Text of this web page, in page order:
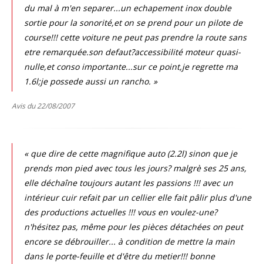
du mal à m'en separer...un echapement inox double
sortie pour la sonorité,et on se prend pour un pilote de
course!!! cette voiture ne peut pas prendre la route sans
etre remarquée.son defaut?accessibilité moteur quasi-
nulle,et conso importante...sur ce point,je regrette ma
1.6l;je possede aussi un rancho. »
Avis du 22/08/2007
« que dire de cette magnifique auto (2.2l) sinon que je
prends mon pied avec tous les jours? malgrè ses 25 ans,
elle déchaîne toujours autant les passions !!! avec un
intérieur cuir refait par un cellier elle fait pâlir plus d'une
des productions actuelles !!! vous en voulez-une?
n'hésitez pas, même pour les pièces détachées on peut
encore se débrouiller... à condition de mettre la main
dans le porte-feuille et d'être du metier!!! bonne